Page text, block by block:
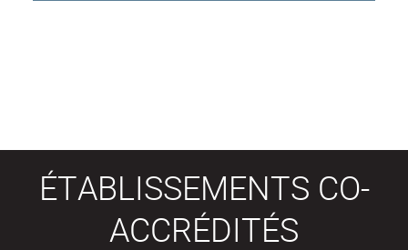
ÉTABLISSEMENTS CO-
ACCRÉDITÉS